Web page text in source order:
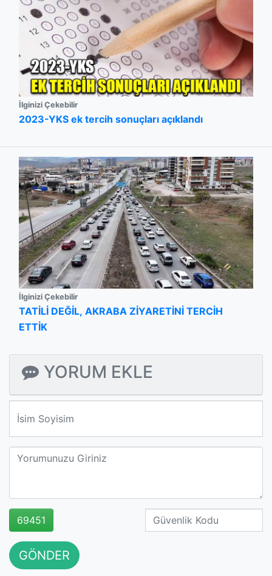
İlginizi Çekebilir
2023-YKS ek tercih sonuçları açıklandı
İlginizi Çekebilir
TATİLİ DEĞİL, AKRABA ZİYARETİNİ TERCİH
ETTİK
YORUM EKLE
69451
GÖNDER